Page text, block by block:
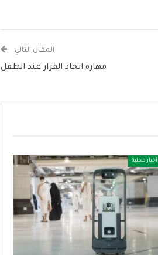
المقال التالي
مهارة اتخاذ القرار عند الطفل
أخبار محلية